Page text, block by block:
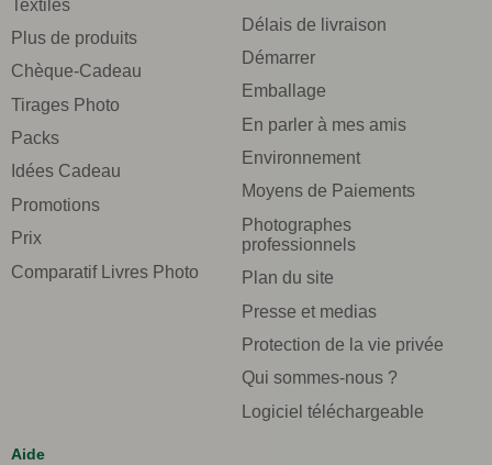
Textiles
Plus de produits
Chèque-Cadeau
Tirages Photo
Packs
Idées Cadeau
Promotions
Prix
Comparatif Livres Photo
Délais de livraison
Démarrer
Emballage
En parler à mes amis
Environnement
Moyens de Paiements
Photographes
professionnels
Plan du site
Presse et medias
Protection de la vie privée
Qui sommes-nous ?
Logiciel téléchargeable
Aide